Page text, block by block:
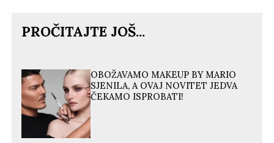
PROČITAJTE JOŠ...
OBOŽAVAMO MAKEUP BY MARIO
SJENILA, A OVAJ NOVITET JEDVA
ČEKAMO ISPROBATI!